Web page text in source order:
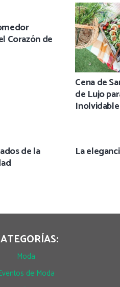
Corazón de
Cena de
de Lujo
Inolvidable
de la La
Moda
de Moda